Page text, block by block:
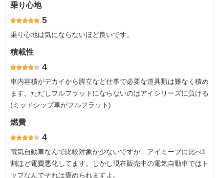
乗り心地
5
乗り心地は気にならないほど良いです。
積載性
4
車内容積がデカイから脚立など仕事で必要な道具類は難なく積め
ます。ただしフルフラットにならないのはアイシリーズに負ける
(ミッドシップ車がフルフラット)
燃費
4
電気自動車なんで比較対象が少ないですが…アイミーブに比べ1
割ほど電費悪化してます。しかし現在販売中の電気自動車ではト
ップなんでそれは褒められますよ。